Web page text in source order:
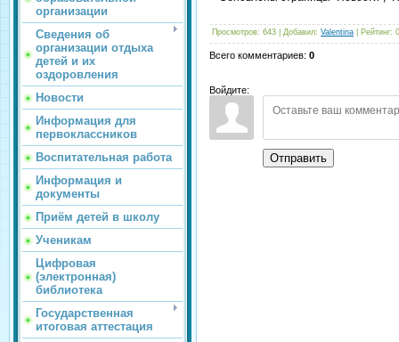
организации
Сведения об
организации отдыха
детей и их
оздоровления
Новости
Информация для
первоклассников
Воспитательная работа
Информация и
документы
Приём детей в школу
Ученикам
Цифровая
(электронная)
библиотека
Государственная
итоговая аттестация
Просмотров: 643 Добавил: Valentina Рейтинг:
Всего комментариев: 0
Войдите:
Отправить